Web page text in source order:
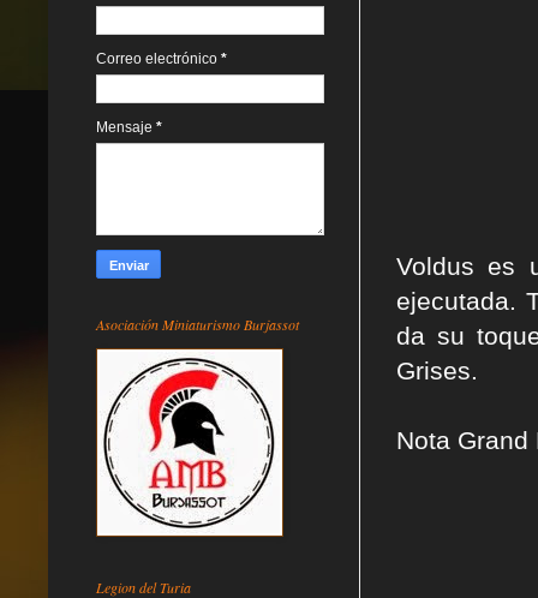
Voldus es
ejecutada.
da su
Grises.
Nota
Correo electrónico *
Mensaje *
Asociación Miniaturismo Burjassot
Legion del Turia